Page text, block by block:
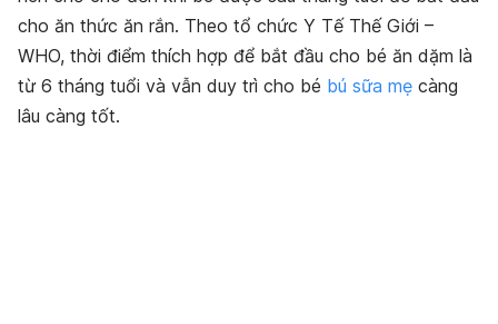
cho ăn thức ăn rắn. Theo tổ chức Y Tế Thế Giới –
WHO, thời điểm thích hợp để bắt đầu cho bé ăn dặm là
từ 6 tháng tuổi và vẫn duy trì cho bé bú sữa mẹ càng
lâu càng tốt.